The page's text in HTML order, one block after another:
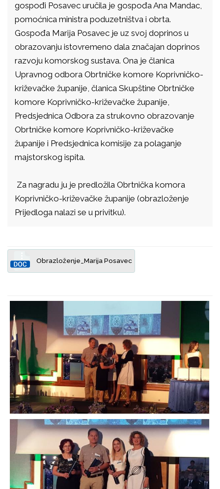
gospođi Posavec uručila je gospođa Ana Mandac,
pomoćnica ministra poduzetništva i obrta.
Gospođa Marija Posavec je uz svoj doprinos u
obrazovanju istovremeno dala značajan doprinos
razvoju komorskog sustava. Ona je članica
Upravnog odbora Obrtničke komore Koprivničko-
križevačke županije, članica Skupštine Obrtničke
komore Koprivničko-križevačke županije,
Predsjednica Odbora za strukovno obrazovanje
Obrtničke komore Koprivničko-križevačke
županije i Predsjednica komisije za polaganje
majstorskog ispita.
Za nagradu ju je predložila Obrtnička komora
Koprivničko-križevačke županije (obrazloženje
Prijedloga nalazi se u privitku).
Obrazloženje_Marija Posavec